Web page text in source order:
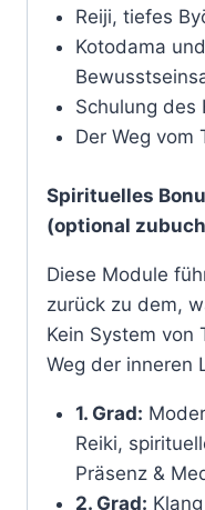
Reiji, tiefes
Kotodama
Schulung des
Der Weg vom
Spirituelles
(optional
Diese Module
zurück zu dem,
Kein System von
Weg der inneren
1. Grad:
Reiki,
Präsenz &
2. Grad: